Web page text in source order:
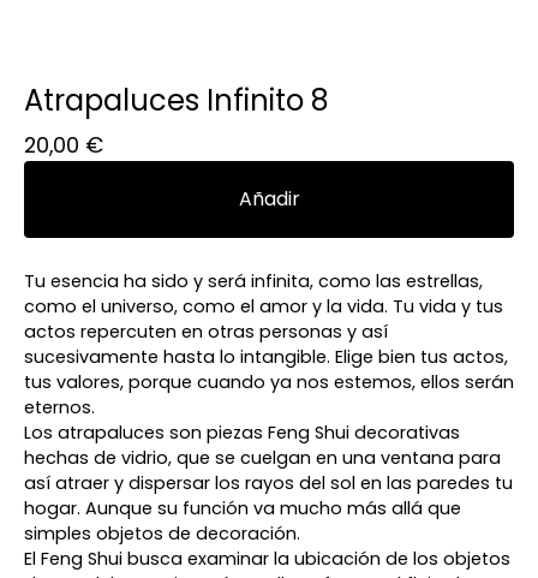
Atrapaluces Infinito 8
20,00 €
Añadir
Tu esencia ha sido y será infinita, como las estrellas,
como el universo, como el amor y la vida. Tu vida y tus
actos repercuten en otras personas y así
sucesivamente hasta lo intangible. Elige bien tus actos,
tus valores, porque cuando ya nos estemos, ellos serán
eternos.
Los atrapaluces son piezas Feng Shui decorativas
hechas de vidrio, que se cuelgan en una ventana para
así atraer y dispersar los rayos del sol en las paredes tu
hogar. Aunque su función va mucho más allá que
simples objetos de decoración.
El Feng Shui busca examinar la ubicación de los objetos